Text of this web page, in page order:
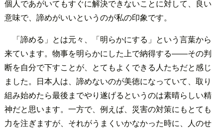
個人であがいてもすぐに解決できないことに対して、良い
意味で、諦めがいいというのが私の印象です。
「諦める」とは元々、「明らかにする」という言葉から
来ています。物事を明らかにした上で納得する――その判
断を自分で下すことが、とてもよくできる人たちだと感じ
ました。日本人は、諦めないのが美徳になっていて、取り
組み始めたら最後までやり遂げるというのは素晴らしい精
神だと思います。一方で、例えば、災害の対策にもとても
力を注ぎますが、それがうまくいかなかった時に、人のせ